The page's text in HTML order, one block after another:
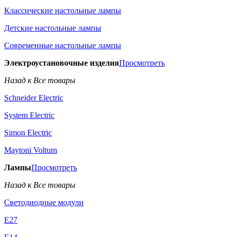
Классические настольные лампы
Детские настольные лампы
Современные настольные лампы
Электроустановочные изделияПросмотреть
Назад к Все товары
Schneider Electric
System Electric
Simon Electric
Maytoni Voltum
ЛампыПросмотреть
Назад к Все товары
Светодиодные модули
E27